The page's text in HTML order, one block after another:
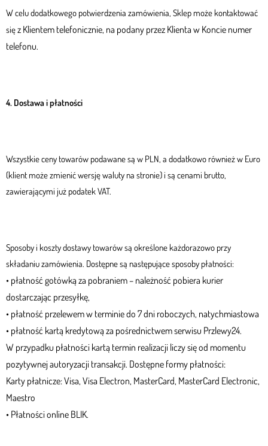
W celu dodatkowego potwierdzenia zamówienia, Sklep może kontaktować
sięz Klientem telefonicznie, na podany przez Klienta w Koncie numer
telefonu.
4. Dostawa i płatności
Wszystkie ceny towarów podawane są w PLN, a dodatkowo również w Euro
(klient może zmienić wersję waluty na stronie) i są cenami brutto,
zawierającymi już podatek VAT.
Sposoby i koszty dostawy towarów są określone każdorazowo przy
składaniu zamówienia. Dostępne są następujące sposoby płatności:
• płatność gotówką za pobraniem – należność pobiera kurier
dostarczając przesyłkę,
• płatność przelewem w terminie do 7 dni roboczych, natychmiastowa
• płatność kartą kredytową za pośrednictwem serwisu Przlewy24.
W przypadku płatności kartą termin realizacji liczy się od momentu
pozytywnej autoryzacji transakcji. Dostępne formy płatności:
Karty płatnicze: Visa, Visa Electron, MasterCard, MasterCard Electronic,
Maestro
• Płatności online BLIK.